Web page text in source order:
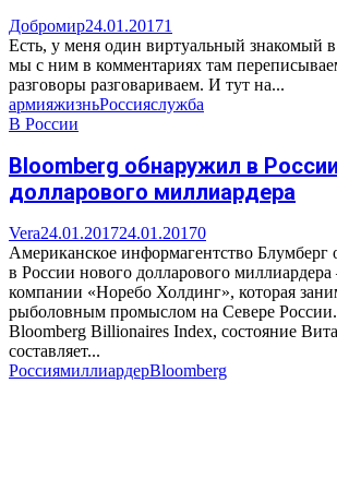
Добромир24.01.20171
Есть, у меня один виртуальный
мы с ним в комментариях там
разговоры разговариваем. И тут на...
армияжизньРоссияслужба
В России
Bloomberg обнаружил в
долларового миллиардера
Vera24.01.201724.01.20170
Американское информагентство Блумберг
в России нового долларового
компании «Норебо Холдинг», которая
рыболовным промыслом на Севере
Bloomberg Billionaires Index, состояние
составляет...
РоссиямиллиардерBloomberg